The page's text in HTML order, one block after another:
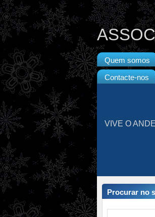
Quem somos
Contacte-nos
VIVE O
Procurar no